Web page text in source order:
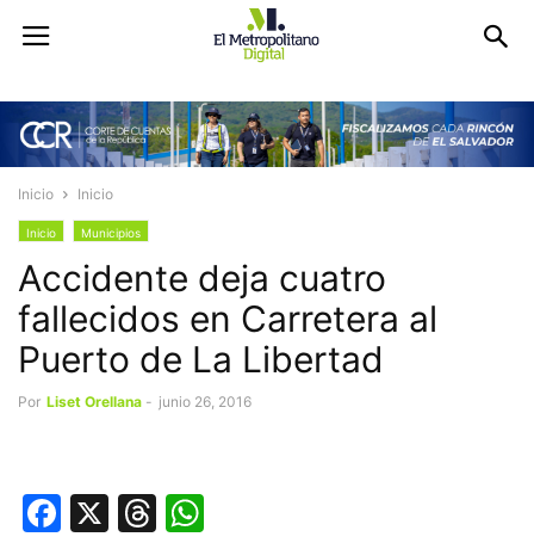
Inicio Inicio
Inicio Municipios
Accidente deja cuatro
fallecidos en Carretera al
Puerto de La Libertad
Por Liset Orellana - junio 26, 2016
Facebook
X Threads